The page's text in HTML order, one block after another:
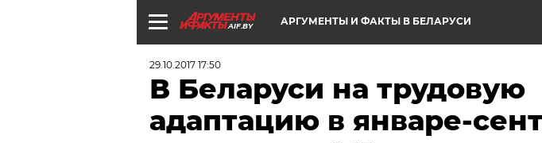
AIF.BY АРГУМЕНТЫ И ФАКТЫ В БЕЛАРУСИ
29.10.2017 17:50
В Беларуси на трудовую
адаптацию в январе-